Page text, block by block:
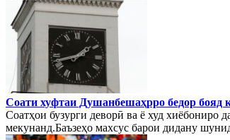
Соати хуфтаи Душанбешаҳрро бедор бояд
Соатҳои бузурги деворӣ ва ё худ хиёбониро
мекунанд.Баъзеҳо махсус барои дидану